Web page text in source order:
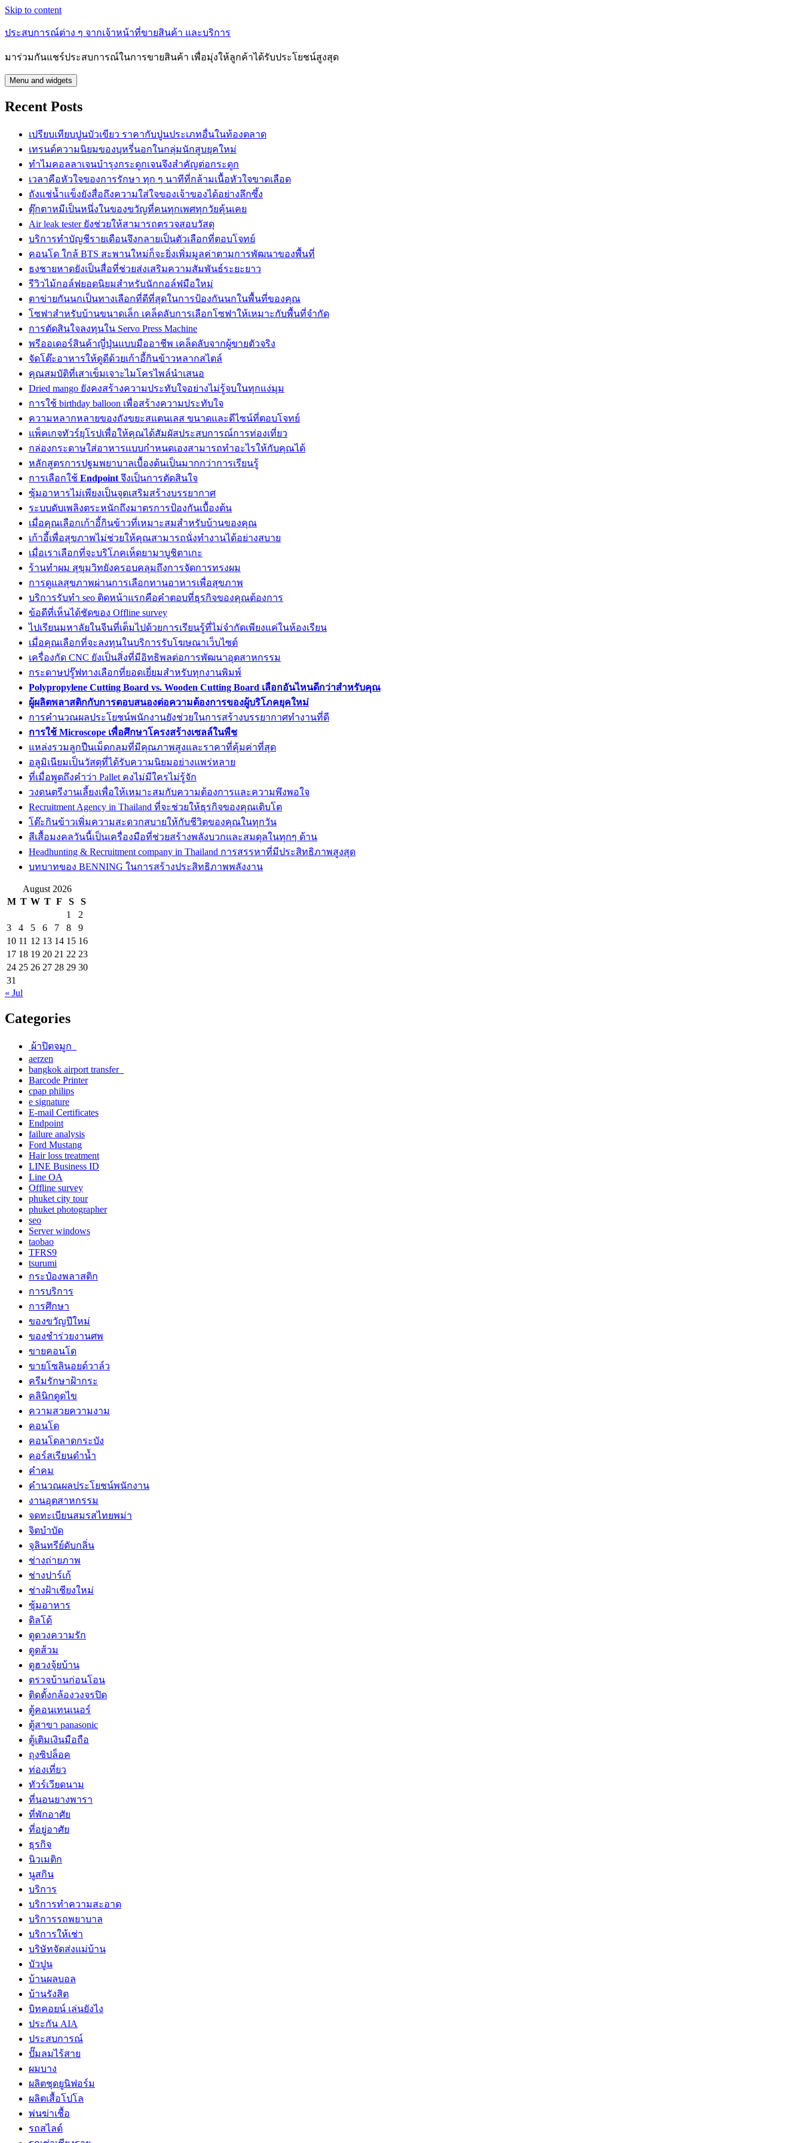
Skip to content
ประสบการณ์ต่าง ๆ จากเจ้าหน้าที่ขายสินค้า และบริการ
มาร่วมกันแชร์ประสบการณ์ในการขายสินค้า เพื่อมุ่งให้ลูกค้าได้รับประโยชน์สูงสุด
Menu and widgets
Recent Posts
เปรียบเทียบปูนบัวเขียว ราคากับปูนประเภทอื่นในท้องตลาด
เทรนด์ความนิยมของบุหรี่นอกในกลุ่มนักสูบยุคใหม่
ทำไมคอลลาเจนบำรุงกระดูกเจนจึงสำคัญต่อกระดูก
เวลาคือหัวใจของการรักษา ทุก ๆ นาทีที่กล้ามเนื้อหัวใจขาดเลือด
ถังแช่น้ำแข็งยังสื่อถึงความใส่ใจของเจ้าของได้อย่างลึกซึ้ง
ตุ๊กตาหมีเป็นหนึ่งในของขวัญที่คนทุกเพศทุกวัยคุ้นเคย
Air leak tester ยังช่วยให้สามารถตรวจสอบวัสดุ
บริการทำบัญชีรายเดือนจึงกลายเป็นตัวเลือกที่ตอบโจทย์
คอนโด ใกล้ BTS สะพานใหม่ก็จะยิ่งเพิ่มมูลค่าตามการพัฒนาของพื้นที่
ธงชายหาดยังเป็นสื่อที่ช่วยส่งเสริมความสัมพันธ์ระยะยาว
รีวิวไม้กอล์ฟยอดนิยมสำหรับนักกอล์ฟมือใหม่
ตาข่ายกันนกเป็นทางเลือกที่ดีที่สุดในการป้องกันนกในพื้นที่ของคุณ
โซฟาสำหรับบ้านขนาดเล็ก เคล็ดลับการเลือกโซฟาให้เหมาะกับพื้นที่จำกัด
การตัดสินใจลงทุนใน Servo Press Machine
พรีออเดอร์สินค้าญี่ปุ่นแบบมืออาชีพ เคล็ดลับจากผู้ขายตัวจริง
จัดโต๊ะอาหารให้ดูดีด้วยเก้าอี้กินข้าวหลากสไตล์
คุณสมบัติที่เสาเข็มเจาะไมโครไพล์นำเสนอ
Dried mango ยังคงสร้างความประทับใจอย่างไม่รู้จบในทุกแง่มุม
การใช้ birthday balloon เพื่อสร้างความประทับใจ
ความหลากหลายของถังขยะสแตนเลส ขนาดและดีไซน์ที่ตอบโจทย์
แพ็คเกจทัวร์ยุโรปเพื่อให้คุณได้สัมผัสประสบการณ์การท่องเที่ยว
กล่องกระดาษใส่อาหารแบบกำหนดเองสามารถทำอะไรให้กับคุณได้
หลักสูตรการปฐมพยาบาลเบื้องต้นเป็นมากกว่าการเรียนรู้
การเลือกใช้ Endpoint จึงเป็นการตัดสินใจ
ซุ้มอาหารไม่เพียงเป็นจุดเสริมสร้างบรรยากาศ
ระบบดับเพลิงตระหนักถึงมาตรการป้องกันเบื้องต้น
เมื่อคุณเลือกเก้าอี้กินข้าวที่เหมาะสมสำหรับบ้านของคุณ
เก้าอี้เพื่อสุขภาพไม่ช่วยให้คุณสามารถนั่งทำงานได้อย่างสบาย
เมื่อเราเลือกที่จะบริโภคเห็ดยามาบูชิตาเกะ
ร้านทำผม สุขุมวิทยังครอบคลุมถึงการจัดการทรงผม
การดูแลสุขภาพผ่านการเลือกทานอาหารเพื่อสุขภาพ
บริการรับทำ seo ติดหน้าแรกคือคำตอบที่ธุรกิจของคุณต้องการ
ข้อดีที่เห็นได้ชัดของ Offline survey
ไปเรียนมหาลัยในจีนที่เต็มไปด้วยการเรียนรู้ที่ไม่จำกัดเพียงแค่ในห้องเรียน
เมื่อคุณเลือกที่จะลงทุนในบริการรับโฆษณาเว็บไซต์
เครื่องกัด CNC ยังเป็นสิ่งที่มีอิทธิพลต่อการพัฒนาอุตสาหกรรม
กระดาษปรู๊ฟทางเลือกที่ยอดเยี่ยมสำหรับทุกงานพิมพ์
Polypropylene Cutting Board vs. Wooden Cutting Board เลือกอันไหนดีกว่าสำหรับคุณ
ผู้ผลิตพลาสติกกับการตอบสนองต่อความต้องการของผู้บริโภคยุคใหม่
การคำนวณผลประโยชน์พนักงานยังช่วยในการสร้างบรรยากาศทำงานที่ดี
การใช้ Microscope เพื่อศึกษาโครงสร้างเซลล์ในพืช
แหล่งรวมลูกปืนเม็ดกลมที่มีคุณภาพสูงและราคาที่คุ้มค่าที่สุด
อลูมิเนียมเป็นวัสดุที่ได้รับความนิยมอย่างแพร่หลาย
ที่เมื่อพูดถึงคำว่า Pallet คงไม่มีใครไม่รู้จัก
วงดนตรีงานเลี้ยงเพื่อให้เหมาะสมกับความต้องการและความพึงพอใจ
Recruitment Agency in Thailand ที่จะช่วยให้ธุรกิจของคุณเติบโต
โต๊ะกินข้าวเพิ่มความสะดวกสบายให้กับชีวิตของคุณในทุกวัน
สีเสื้อมงคลวันนี้เป็นเครื่องมือที่ช่วยสร้างพลังบวกและสมดุลในทุกๆ ด้าน
Headhunting & Recruitment company in Thailand การสรรหาที่มีประสิทธิภาพสูงสุด
บทบาทของ BENNING ในการสร้างประสิทธิภาพพลังงาน
August 2026
M T W T F S
S
1
2
3
4 5 6 7 8
9
10 11 12 13 14 15 16
17 18 19 20 21 22 23
24 25 26 27 28 29 30
31
« Jul
Categories
ผ้าปิดจมูก
aerzen
bangkok airport transfer
Barcode Printer
cpap philips
e signature
E-mail Certificates
Endpoint
failure analysis
Ford Mustang
Hair loss treatment
LINE Business ID
Line OA
Offline survey
phuket city tour
phuket photographer
seo
Server windows
taobao
TFRS9
tsurumi
กระป๋องพลาสติก
การบริการ
การศึกษา
ของขวัญปีใหม่
ของชำร่วยงานศพ
ขายคอนโด
ขายโซลินอยด์วาล์ว
ครีมรักษาฝ้ากระ
คลินิกดูดไข
ความสวยความงาม
คอนโด
คอนโดลาดกระบัง
คอร์สเรียนดำน้ำ
คำคม
คำนวณผลประโยชน์พนักงาน
งานอุตสาหกรรม
จดทะเบียนสมรสไทยพม่า
จิตบำบัด
จุลินทรีย์ดับกลิ่น
ช่างถ่ายภาพ
ช่างปาร์เก้
ช่างฝ้าเชียงใหม่
ซุ้มอาหาร
ดิลโด้
ดูดวงความรัก
ดูดส้วม
ดูฮวงจุ้ยบ้าน
ตรวจบ้านก่อนโอน
ติดตั้งกล้องวงจรปิด
ตู้คอนเทนเนอร์
ตู้สาขา panasonic
ตู้เติมเงินมือถือ
ถุงซิปล็อค
ท่องเที่ยว
ทัวร์เวียดนาม
ที่นอนยางพารา
ที่พักอาศัย
ที่อยู่อาศัย
ธุรกิจ
นิวเมติก
นูสกิน
บริการ
บริการทำความสะอาด
บริการรถพยาบาล
บริการให้เช่า
บริษัทจัดส่งแม่บ้าน
บัวปูน
บ้านผลบอล
บ้านรังสิต
บิทคอยน์ เล่นยังไง
ประกัน AIA
ประสบการณ์
ปั๊มลมไร้สาย
ผมบาง
ผลิตชุดยูนิฟอร์ม
ผลิตเสื้อโปโล
พ่นฆ่าเชื้อ
รถสไลด์